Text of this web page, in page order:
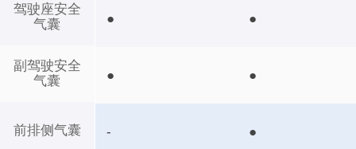
驾驶座安全
气囊
副驾驶安全
气囊
前排侧气囊
● ●
● ●
- ●